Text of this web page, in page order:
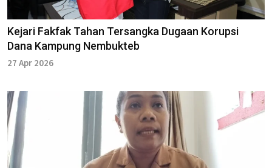
Kejari Fakfak Tahan Tersangka Dugaan Korupsi
Dana Kampung Nembukteb
27 Apr 2026